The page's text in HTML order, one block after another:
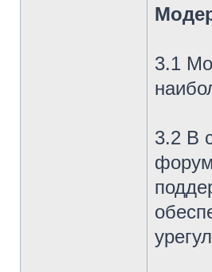
3.1
3.2 В